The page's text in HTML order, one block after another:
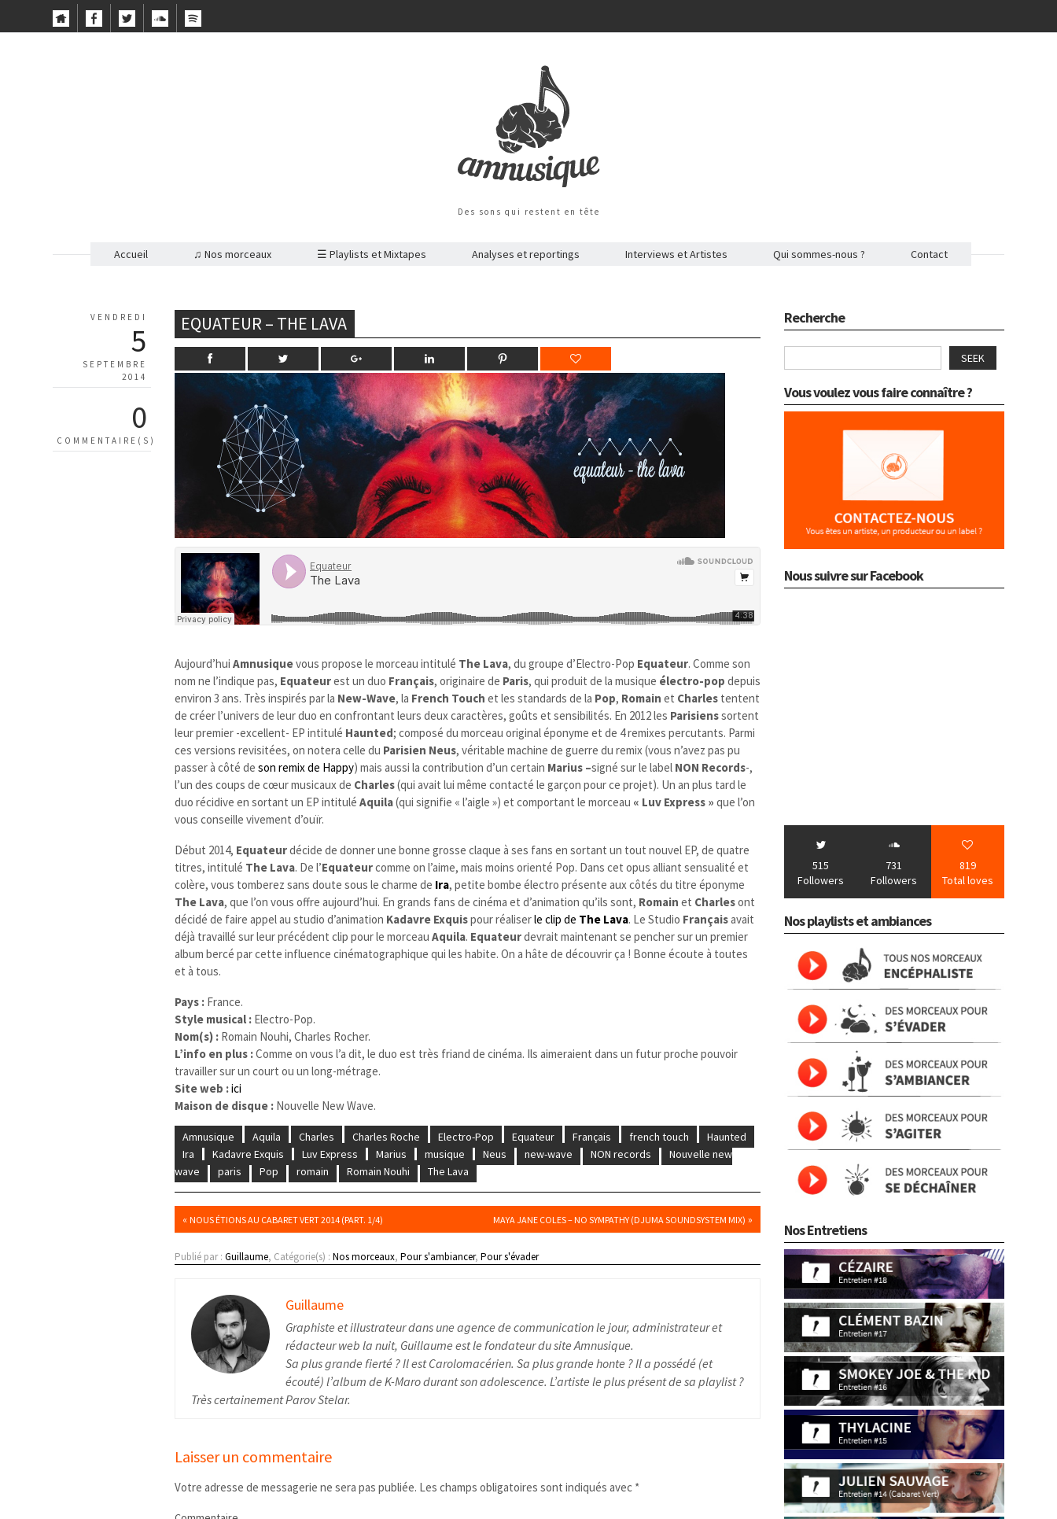
Des sons qui restent en tête
Accueil ♫ Nos morceaux ☰ Playlists et Mixtapes Analyses et reportings Interviews et Artistes Qui sommes-nous ? Contact
VENDREDI
5
SEPTEMBRE
2014
0
COMMENTAIRE(S)
EQUATEUR – THE LAVA
Aujourd’huiAmnusiquevous propose le morceau intitulé The Lava, du groupe d’Electro-Pop Equateur. Comme son
nom ne l’indique pas, Equateurest un duo Français, originaire de Paris, qui produit de la musique électro-pop depuis
environ 3 ans. Très inspirés par la New-Wave, la French Touch et les standards de la Pop, Romain et Charles tentent
de créer l’univers de leur duo en confrontant leurs deux caractères, goûts et sensibilités. En 2012 les Parisienssortent
leur premier -excellent- EP intitulé Haunted; composé du morceau original éponyme et de 4 remixes percutants. Parmi
ces versions revisitées, on notera celle du Parisien Neus, véritable machine de guerre du remix (vous n’avez pas pu
passer à côté deson remix de Happy) mais aussi la contribution d’un certain Marius –signé sur le label NON Records-,
l’un des coups de cœur musicaux de Charles(qui avait lui même contacté le garçon pour ce projet). Un an plus tard le
duo récidive en sortant un EP intituléAquila(qui signifie « l’aigle ») et comportant le morceau « Luv Express »que l’on
vous conseille vivement d’ouïr.
Début 2014, Equateurdécide de donner une bonne grosse claque à ses fans en sortant un tout nouvel EP, de quatre
titres, intitulé The Lava. De l’Equateurcomme on l’aime, mais moins orienté Pop. Dans cet opus alliant sensualité et
colère, vous tomberez sans doute sous le charme de Ira, petite bombe électro présente aux côtés du titre éponyme
The Lava, que l’on vous offre aujourd’hui. En grands fans de cinéma et d’animation qu’ils sont, Romain et Charlesont
décidé de faire appel au studio d’animation Kadavre Exquispour réaliserle clip de The Lava. Le Studio Françaisavait
déjà travaillé sur leur précédent clip pour le morceauAquila. Equateurdevrait maintenant se pencher sur un premier
album bercé par cette influence cinématographique qui les habite. On a hâte de découvrir ça ! Bonne écoute à toutes
et à tous.
Pays : France.
Style musical : Electro-Pop.
Nom(s) : Romain Nouhi, Charles Rocher.
L’info en plus :Comme on vous l’a dit, le duo est très friand de cinéma. Ils aimeraient dans un futur proche pouvoir
travailler sur un court ou un long-métrage.
Site web :ici
Maison de disque : Nouvelle New Wave.
Amnusique Aquila Charles Charles Roche Electro-Pop Equateur Français french touch
Haunted
Ira
Kadavre Exquis Luv Express Marius musique Neus new-wave NON records
Nouvelle new
wave
paris Pop romain Romain Nouhi The Lava
«NOUS ÉTIONS AU CABARET VERT 2014 (PART. 1/4) MAYA JANE COLES – NO SYMPATHY (DJUMA SOUNDSYSTEM MIX) »
Publié par :Guillaume, Catégorie(s) :Nos morceaux,Pour s'ambiancer,Pour s'évader
Guillaume
Graphiste et illustrateur dans une agence de communication le jour, administrateur et
rédacteur web la nuit, Guillaume est le fondateur du site Amnusique.
Sa plus grande fierté ? Il est Carolomacérien. Sa plus grande honte ? Il a possédé (et
écouté) l’album de K-Maro durant son adolescence. L’artiste le plus présent de sa playlist ?
Très certainement Parov Stelar.
Laisser un commentaire
Votre adresse de messagerie ne sera pas publiée. Les champs obligatoires sont indiqués avec *
Recherche
SEEK
Vous voulez vous faire connaître ?
Nous suivre sur Facebook
515
Followers
731
Followers
819
Total loves
Nos playlists et ambiances
Nos Entretiens